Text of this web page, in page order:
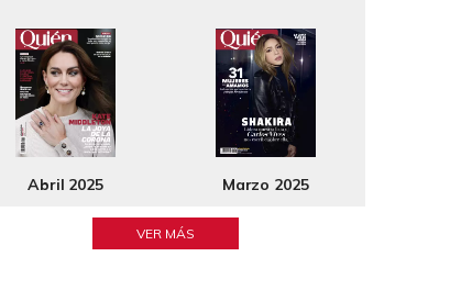
Abril 2025 Marzo 2025
VER MÁS